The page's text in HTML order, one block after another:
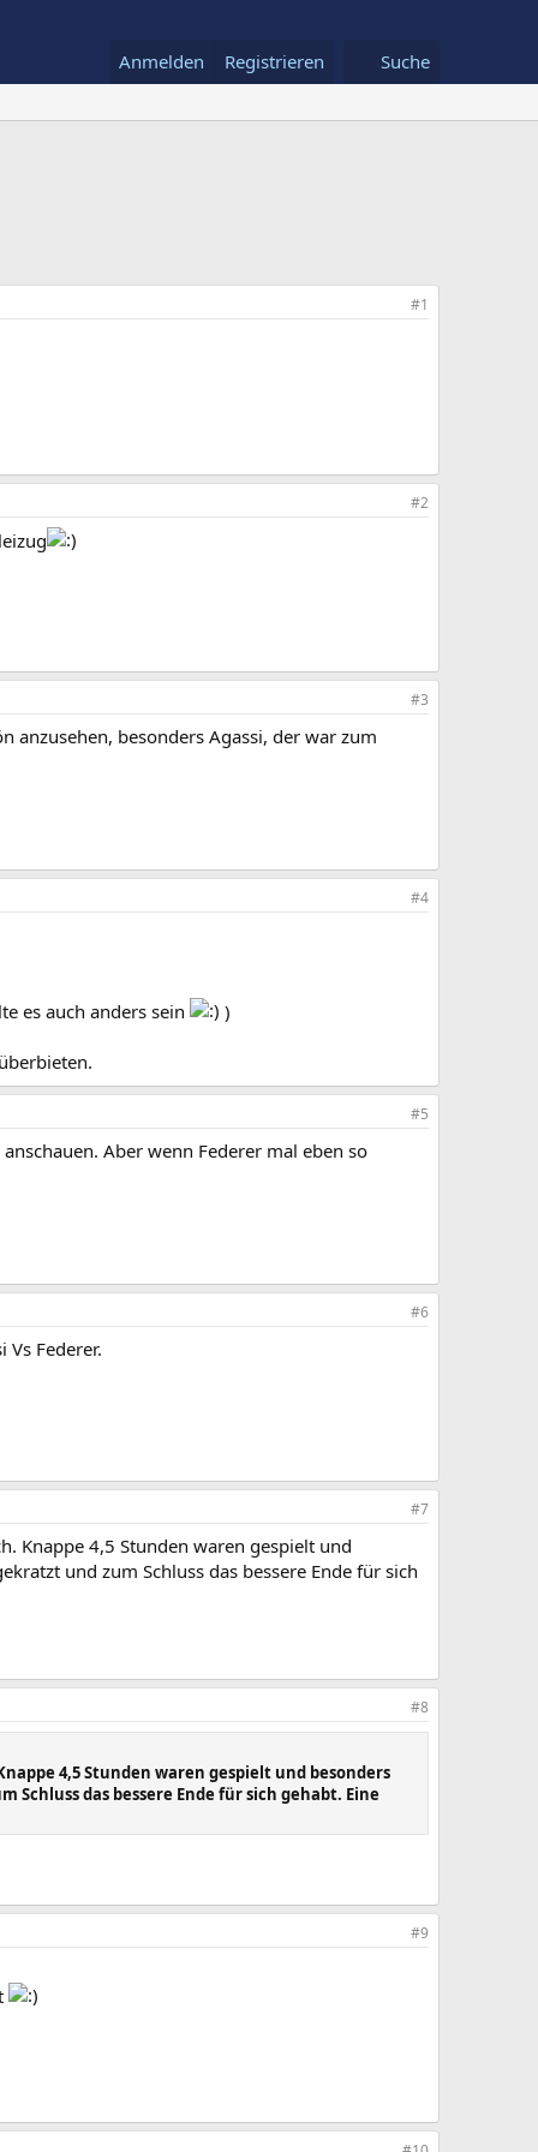
Anmelden Registrieren Suche
#1
#2
#3
anzusehen, besonders Agassi, der war zum
#4
es auch anders sein
)
#5
Aber wenn Federer mal eben so
#6
Federer.
#7
Knappe 4,5 Stunden waren gespielt und
und zum Schluss das bessere Ende für sich
#8
4,5 Stunden waren gespielt und besonders
das bessere Ende für sich gehabt. Eine
#9